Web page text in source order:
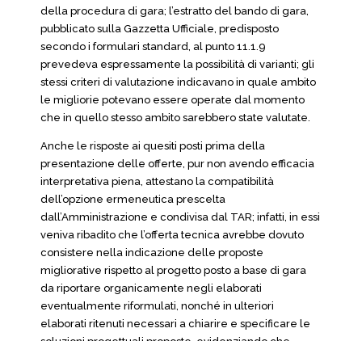
della procedura di gara; l’estratto del bando di gara,
pubblicato sulla Gazzetta Ufficiale, predisposto
secondo i formulari standard, al punto 11.1.9
prevedeva espressamente la possibilità di varianti; gli
stessi criteri di valutazione indicavano in quale ambito
le migliorie potevano essere operate dal momento
che in quello stesso ambito sarebbero state valutate.
Anche le risposte ai quesiti posti prima della
presentazione delle offerte, pur non avendo efficacia
interpretativa piena, attestano la compatibilità
dell’opzione ermeneutica prescelta
dall’Amministrazione e condivisa dal TAR; infatti, in essi
veniva ribadito che l’offerta tecnica avrebbe dovuto
consistere nella indicazione delle proposte
migliorative rispetto al progetto posto a base di gara
da riportare organicamente negli elaborati
eventualmente riformulati, nonché in ulteriori
elaborati ritenuti necessari a chiarire e specificare le